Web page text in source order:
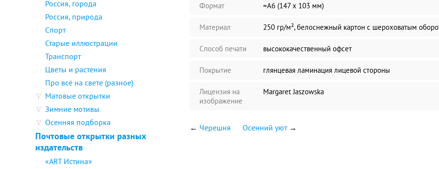
Россия, города
Россия, природа
Спорт
Старые иллюстрации
Транспорт
Цветы и растения
Про всё на свете (разное)
Матовые открытки
Зимние мотивы
Осенняя подборка
Почтовые открытки разных
издательств
«ART Истина»
Формат ≈А6 (147 х 103 мм)
Материал 250 гр/м², белоснежный картон с шероховатым
Способ печати высококачественный офсет
Покрытие глянцевая ламинация лицевой стороны
Лицензия на
изображение
Margaret Jaszowska
← Черешня Осенний уют→